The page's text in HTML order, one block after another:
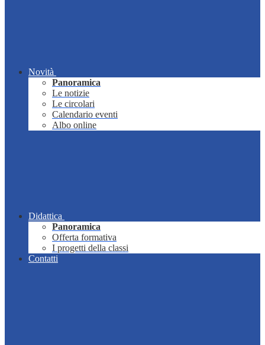
Novità
Panoramica
Le notizie
Le circolari
Calendario eventi
Albo online
Didattica
Panoramica
Offerta formativa
I progetti della classi
Contatti